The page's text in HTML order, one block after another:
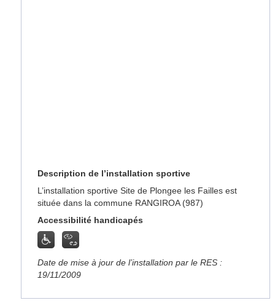
Description de l’installation sportive
L’installation sportive Site de Plongee les Failles est
située dans la commune RANGIROA (987)
Accessibilité handicapés
Date de mise à jour de l’installation par le RES :
19/11/2009